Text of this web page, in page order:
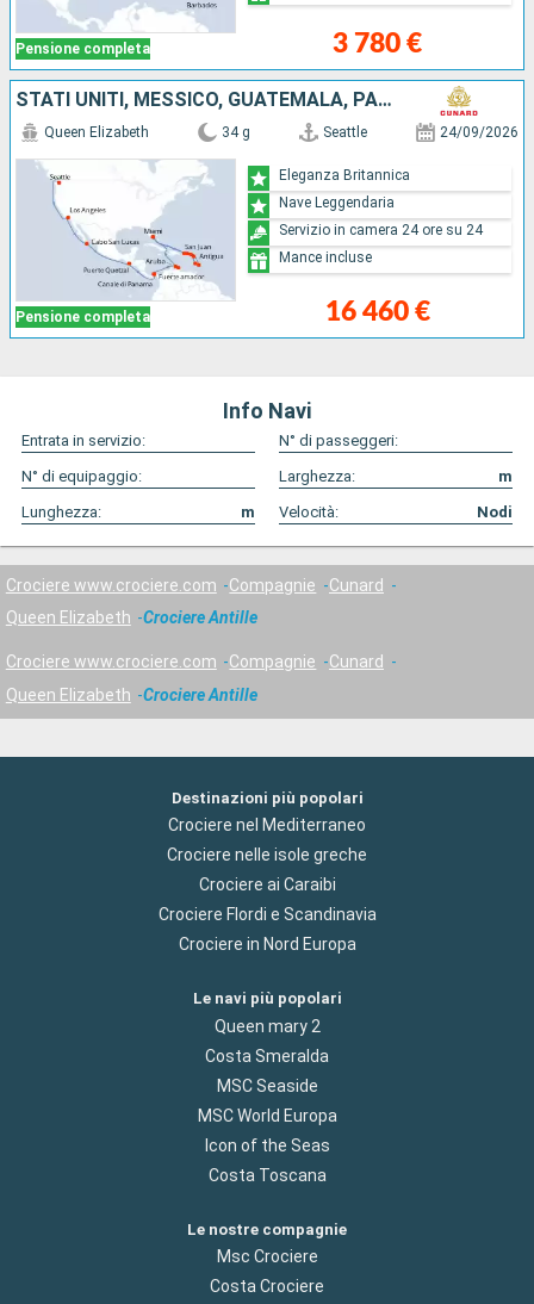
Pensione completa 3 780 €
STATI UNITI, MESSICO, GUATEMALA, PANAMA, ARUBA, PORTORICO, ANTIGUA E BARBUDA, SANTA LUCIA, BARBADOS, SAINT MARTIN, TORTOLA
Pensione completa
Queen Elizabeth 34 g Seattle 24/09/2026
16 460 €
Eleganza Britannica
Nave Leggendaria
Servizio in camera 24 ore su 24
Mance incluse
Info Navi
Entrata in servizio:
N° di passeggeri:
N° di equipaggio:
Larghezza:
m
Lunghezza:
m Velocità: Nodi
Crociere www.crociere.com Compagnie
Cunard
Queen Elizabeth
Crociere Antille
Crociere www.crociere.com Compagnie
Cunard
Queen Elizabeth
Crociere Antille
Destinazioni più popolari
Crociere nel Mediterraneo
Crociere nelle isole greche
Crociere ai Caraibi
Crociere Flordi e Scandinavia
Crociere in Nord Europa
Le navi più popolari
Queen mary 2
Costa Smeralda
MSC Seaside
MSC World Europa
Icon of the Seas
Costa Toscana
Le nostre compagnie
Msc Crociere
Costa Crociere